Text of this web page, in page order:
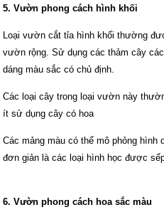
5. Vườn phong cách hình khối
Loại vườn cắt tỉa hình khối thường
vườn rộng. Sử dụng các thảm cây
dáng màu sắc có chủ định.
Các loại cây trong loại vườn này
ít sử dụng cây có hoa
Các mảng màu có thể mô phỏng hình
đơn giản là các loại hình học được
6. Vườn phong cách hoa sắc màu